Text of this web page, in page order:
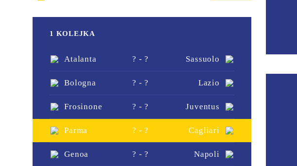
1 KOLEJKA
Atalanta ? - ? Sassuolo
Bologna ? - ? Lazio
Frosinone ? - ? Juventus
Parma ? - ? Cagliari
Genoa ? - ? Napoli